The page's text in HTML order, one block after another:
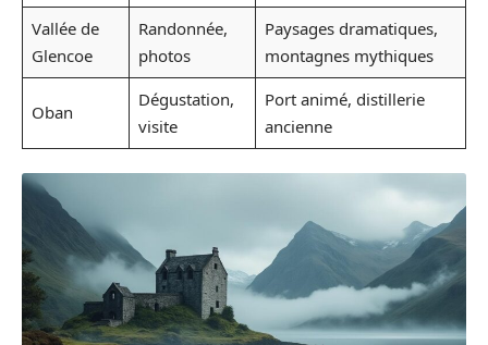
Vallée de
Glencoe
Randonnée,
photos
Paysages dramatiques,
montagnes mythiques
Oban
Dégustation,
visite
Port animé, distillerie
ancienne